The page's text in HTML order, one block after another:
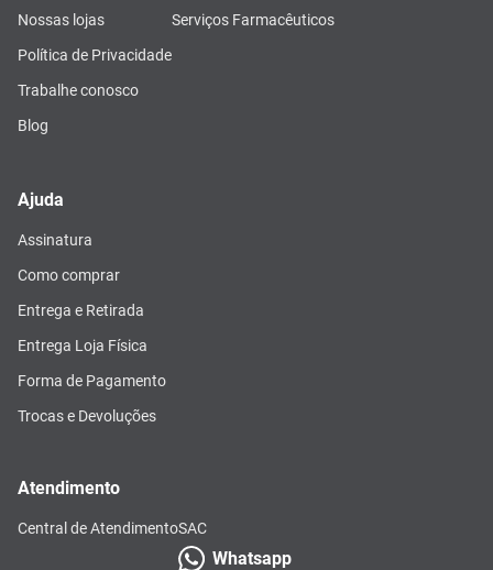
Nossas lojas
Política de Privacidade
Trabalhe conosco
Blog
Serviços Farmacêuticos
Ajuda
Assinatura
Como comprar
Entrega e Retirada
Entrega Loja Física
Forma de Pagamento
Trocas e Devoluções
Atendimento
Central de AtendimentoSAC
Whatsapp